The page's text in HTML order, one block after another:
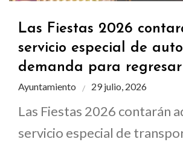
Las Fiestas 2026
servicio especial de
demanda para
Ayuntamiento 29 julio, 2026
Las Fiestas 2026 contarán
servicio especial de